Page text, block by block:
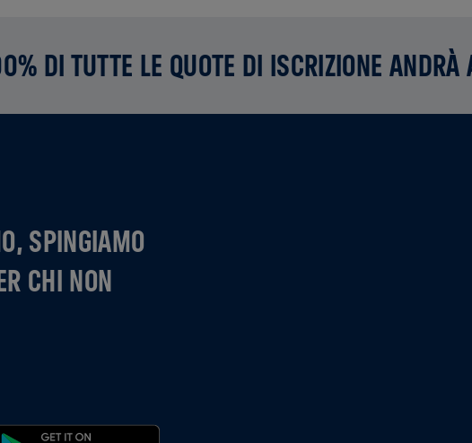
DI TUTTE LE QUOTE DI ISCRIZIONE
SPINGIAMO
CHI NON